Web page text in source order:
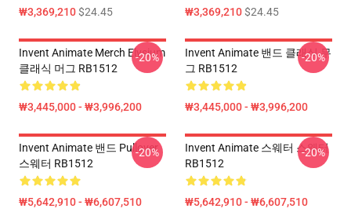
₩3,369,210$24.45 ₩3,369,210$24.45
Invent Animate Merch Elysium
클래식 머그 RB1512
₩3,445,000 - ₩3,996,200
-20%
Invent Animate 밴드 클래식 무
그 RB1512
₩3,445,000 - ₩3,996,200
-20%
Invent Animate 밴드 Pullover
스웨터 RB1512
₩5,642,910 - ₩6,607,510
-20%
Invent Animate 스웨터 스웨터
RB1512
₩5,642,910 - ₩6,607,510
-20%